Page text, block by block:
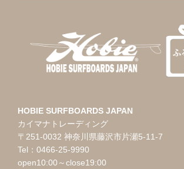
HOBIE SURFBOARDS JAPAN
カイマナトレーディング
〒251-0032 神奈川県藤沢市片瀬5-11-7
Tel：0466-25-9990
open10:00～close19:00